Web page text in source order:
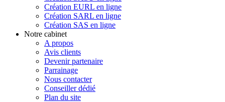
Création EURL en ligne
Création SARL en ligne
Création SAS en ligne
Notre cabinet
A propos
Avis clients
Devenir partenaire
Parrainage
Nous contacter
Conseiller dédié
Plan du site